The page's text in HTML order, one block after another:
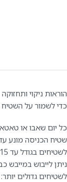
הוראות ניקוי ותחזוקה
כדי לשמור על
כל יום שאבו או
שטיח הכניסה מונע עד 40% מהלכלוך להיכנס לעסק – שמרו עליו כדי שימשיך למלא את
לשטיחים בגודל עד 115 ס"מ: ניתן לכבס במכונת כביסה ב-30 מעלות. יש לוודא ייבוש מלא.
ניתן לייבוש במייבש
לשטיחים גדולים